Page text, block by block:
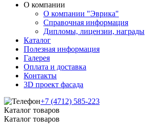
О компании
О компании "Эврика"
Справочная информация
Дипломы, лицензии, награды
Каталог
Полезная информация
Галерея
Оплата и доставка
Контакты
3D проект фасада
+7 (4712) 585-223
Каталог товаров
Каталог товаров